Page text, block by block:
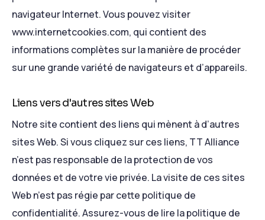
navigateur Internet. Vous pouvez visiter
www.internetcookies.com, qui contient des
informations complètes sur la manière de procéder
sur une grande variété de navigateurs et d’appareils.
Liens vers d'autres sites Web
Notre site contient des liens qui mènent à d’autres
sites Web. Si vous cliquez sur ces liens, TT Alliance
n’est pas responsable de la protection de vos
données et de votre vie privée. La visite de ces sites
Web n’est pas régie par cette politique de
confidentialité. Assurez-vous de lire la politique de